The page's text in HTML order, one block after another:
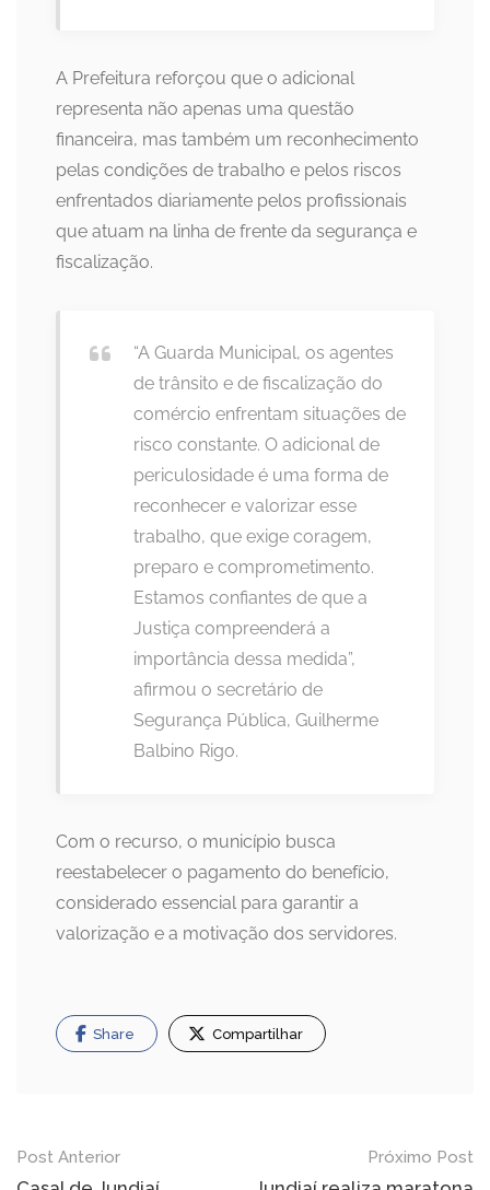
A Prefeitura reforçou que o adicional
representa não apenas uma questão
financeira, mas também um reconhecimento
pelas condições de trabalho e pelos riscos
enfrentados diariamente pelos profissionais
que atuam na linha de frente da segurança e
fiscalização.
“A Guarda Municipal, os agentes
de trânsito e de fiscalização do
comércio enfrentam situações de
risco constante. O adicional de
periculosidade é uma forma de
reconhecer e valorizar esse
trabalho, que exige coragem,
preparo e comprometimento.
Estamos confiantes de que a
Justiça compreenderá a
importância dessa medida”,
afirmou o secretário de
Segurança Pública, Guilherme
Balbino Rigo.
Com o recurso, o município busca
reestabelecer o pagamento do benefício,
considerado essencial para garantir a
valorização e a motivação dos servidores.
Share Compartilhar
Navegação
Post Anterior Próximo Post